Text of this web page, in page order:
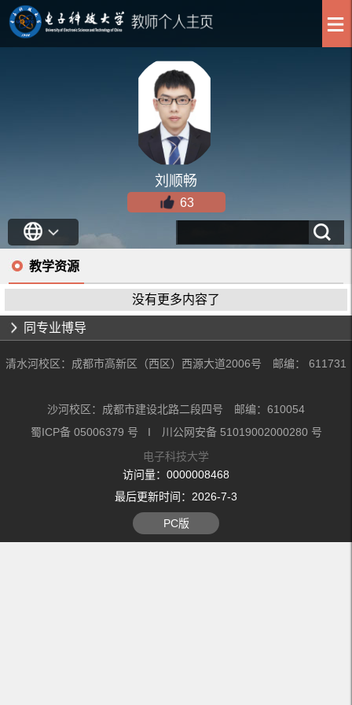
刘顺畅
63
教学资源
没有更多内容了
同专业博导
清水河校区：成都市高新区（西区）西源大道2006号 邮编： 611731
沙河校区：成都市建设北路二段四号 邮编：610054
蜀ICP备 05006379 号 I 川公网安备 51019002000280 号
电子科技大学
访问量： 0000008468
最后更新时间： 2026-7-3
PC版